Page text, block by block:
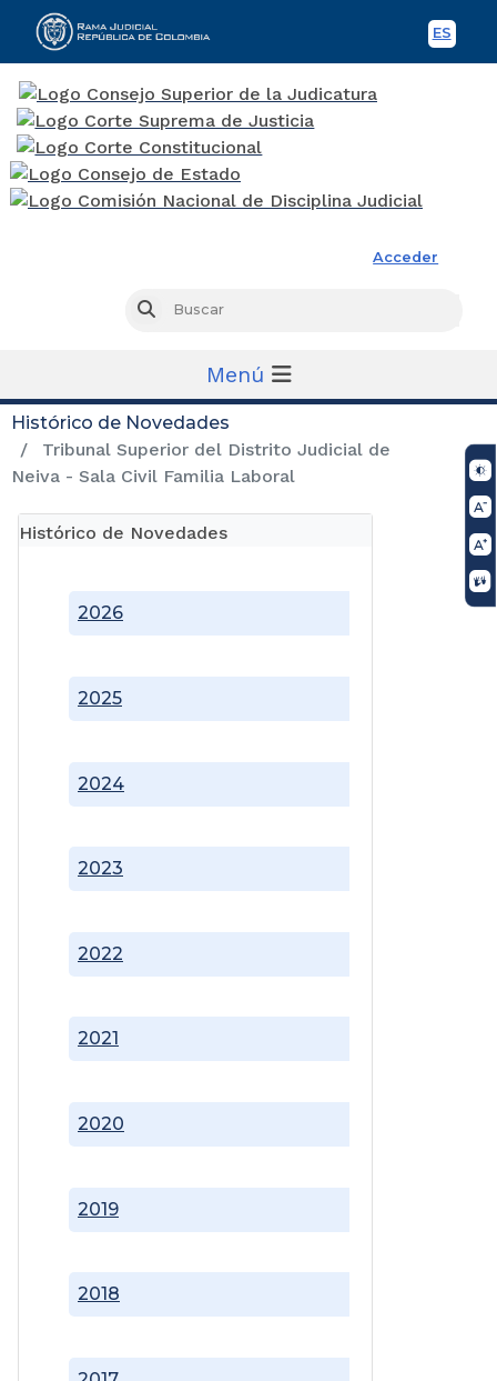
ES
Acceder
Buscar
Menú
Histórico de Novedades
Tribunal Superior del Distrito Judicial de
Neiva - Sala Civil Familia Laboral
Histórico de Novedades
2018
2019
2020
2021
2022
2023
2024
2025
2026